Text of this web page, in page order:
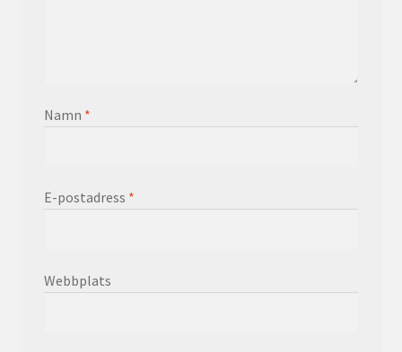
Namn *
E-postadress *
Webbplats